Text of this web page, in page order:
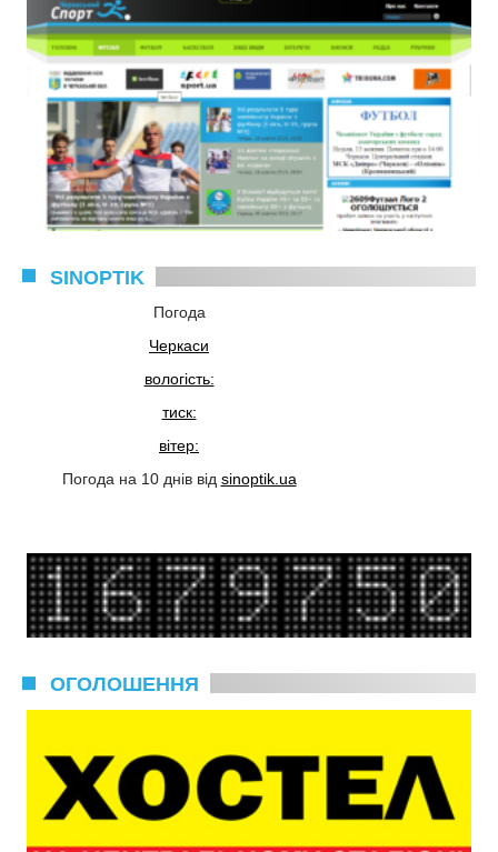
SINOPTIK
Погода
Черкаси
вологість:
тиск:
вітер:
Погода на 10 днів від sinoptik.ua
ОГОЛОШЕННЯ